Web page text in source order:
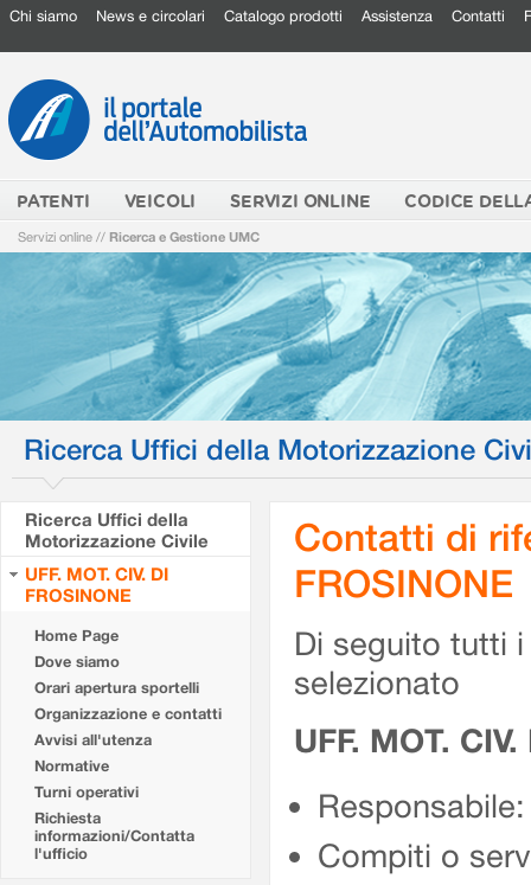
Chi siamo News e circolari Catalogo prodotti Assistenza Contatti
PATENTI VEICOLI SERVIZI ONLINE CODICE
Servizi online // Ricerca e Gestione UMC
Ricerca Uffici della Motorizzazione
Ricerca Uffici della
Motorizzazione Civile
UFF. MOT. CIV. DI
FROSINONE
Home Page
Dove siamo
Orari apertura sportelli
Organizzazione e contatti
Avvisi all'utenza
Normative
Turni operativi
Richiesta
informazioni/Contatta
l'ufficio
Contatti di
FROSINONE
Di seguito tutti
selezionato
UFF. MOT.
Compiti o